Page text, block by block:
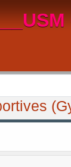
cookies